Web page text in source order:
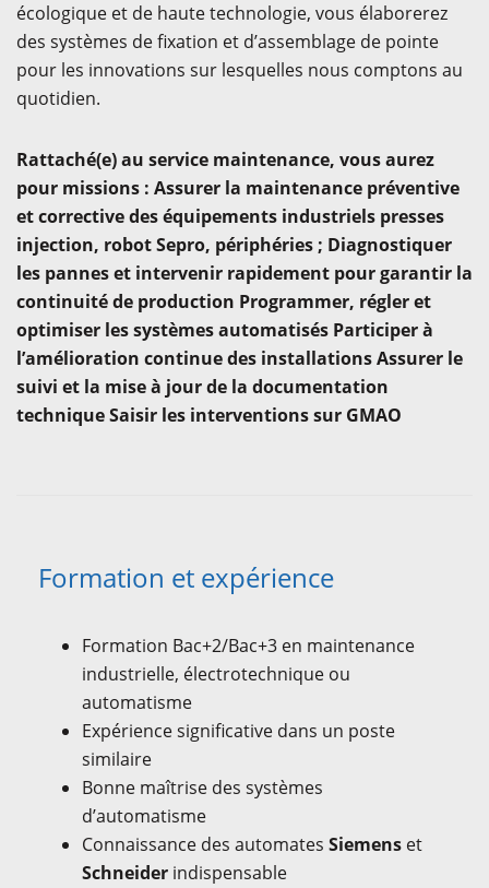
écologique et de haute technologie, vous élaborerez
des systèmes de fixation et d’assemblage de pointe
pour les innovations sur lesquelles nous comptons au
quotidien.
Rattaché(e) au service maintenance, vous aurez
pour missions : Assurer la maintenance préventive
et corrective des équipements industriels presses
injection, robot Sepro, périphéries ; Diagnostiquer
les pannes et intervenir rapidement pour garantir la
continuité de production Programmer, régler et
optimiser les systèmes automatisés Participer à
l’amélioration continue des installations Assurer le
suivi et la mise à jour de la documentation
technique Saisir les interventions sur GMAO
Formation et expérience
Formation Bac+2/Bac+3 en maintenance
industrielle, électrotechnique ou
automatisme
Expérience significative dans un poste
similaire
Bonne maîtrise des systèmes
d’automatisme
Connaissance des automates Siemens et
Schneider indispensable